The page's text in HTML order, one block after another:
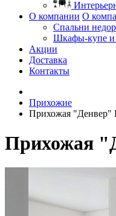
О компании О
Спальни
Шкафы-купе и
Акции
Доставка
Контакты
Прихожие
Прихожая "Денвер"
Прихожая